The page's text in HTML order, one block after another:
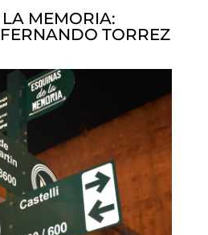
MEMORIA:
TORREZ